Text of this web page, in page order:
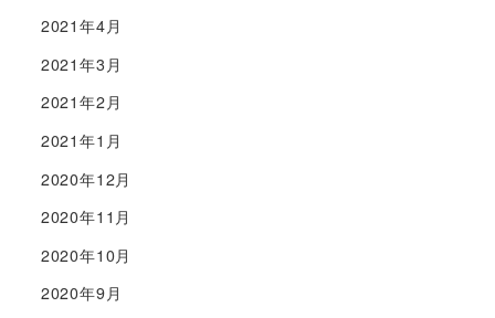
2021年4月
2021年3月
2021年2月
2021年1月
2020年12月
2020年11月
2020年10月
2020年9月